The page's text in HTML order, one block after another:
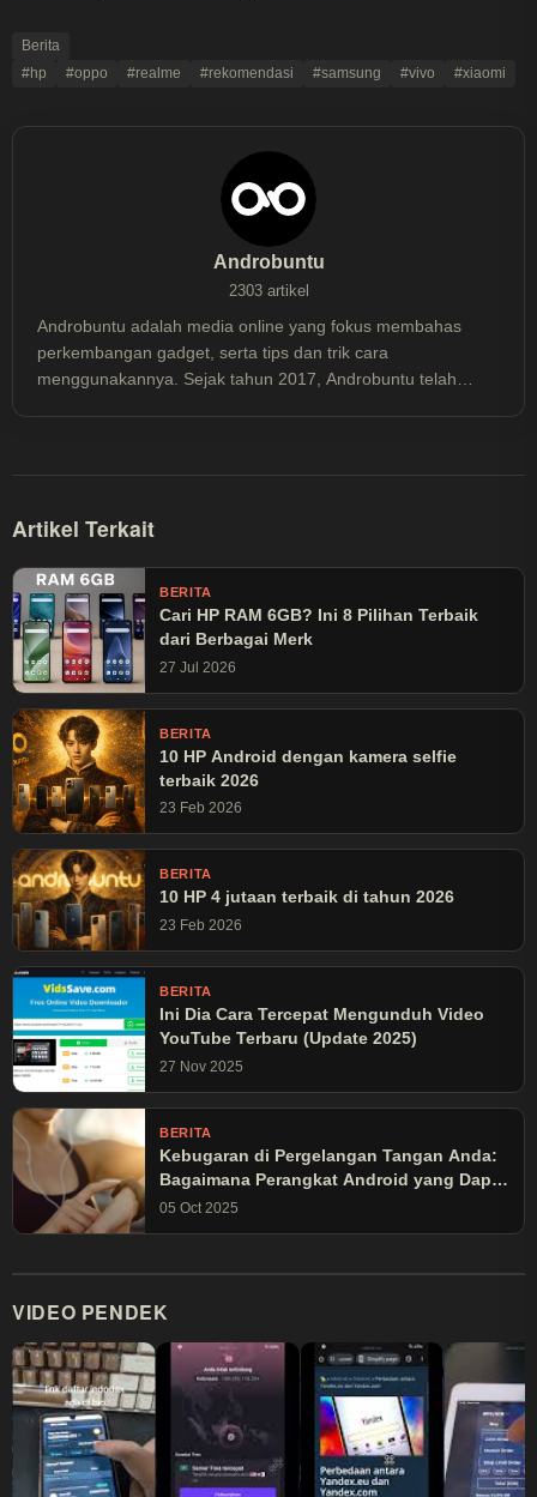
Berita
#hp
#oppo #realme #rekomendasi #samsung #vivo #xiaomi
Androbuntu
2303 artikel
Androbuntu adalah media online yang fokus membahas
perkembangan gadget, serta tips dan trik cara
menggunakannya. Sejak tahun 2017, Androbuntu telah
Artikel Terkait
BERITA
Cari HP RAM 6GB? Ini 8 Pilihan Terbaik
dari Berbagai Merk
27 Jul 2026
BERITA
10 HP Android dengan kamera selfie
terbaik 2026
23 Feb 2026
BERITA
10 HP 4 jutaan terbaik di tahun 2026
23 Feb 2026
BERITA
Ini Dia Cara Tercepat Mengunduh Video
YouTube Terbaru (Update 2025)
27 Nov 2025
BERITA
Kebugaran di Pergelangan Tangan Anda:
Bagaimana Perangkat Android yang Dapat
Dikenakan Mengubah Latihan Olahraga
05 Oct 2025
VIDEO PENDEK